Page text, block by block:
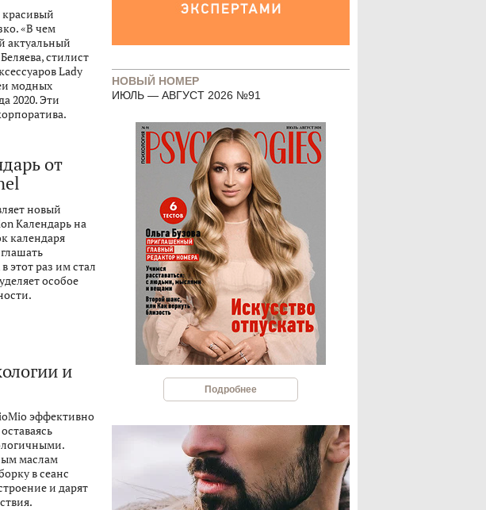
«В чем
актуальный
стилист
Lady
модных
2020. Эти
от
новый
Календарь на
календаря
этот раз им стал
особое
и
эффективно
маслам
в сеанс
и дарят
НОВЫЙ НОМЕР
ИЮЛЬ — АВГУСТ 2026 №91
Подробнее